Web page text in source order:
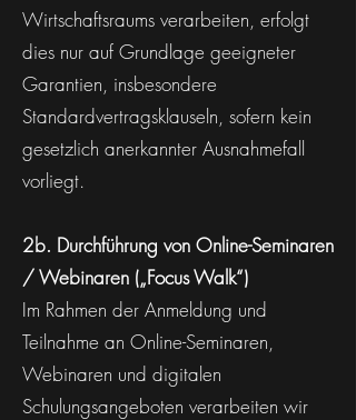
Wirtschaftsraums verarbeiten, erfolgt
dies nur auf Grundlage geeigneter
Garantien, insbesondere
Standardvertragsklauseln, sofern kein
gesetzlich anerkannter Ausnahmefall
vorliegt.
2b. Durchführung von Online-Seminaren
/ Webinaren („Focus Walk“)
Im Rahmen der Anmeldung und
Teilnahme an Online-Seminaren,
Webinaren und digitalen
Schulungsangeboten verarbeiten wir